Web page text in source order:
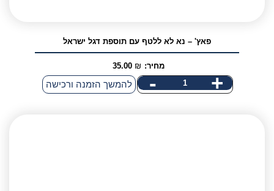
פאץ' – נא לא ללטף עם תוספת דגל ישראל
מחיר: 35.00 ₪
+
כמות
- להמשך הזמנה ורכישה